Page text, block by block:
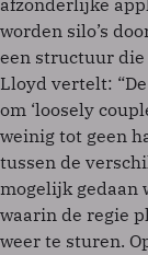
afzonderlijke
worden silo’s
een structuur
Lloyd vertelt:
om ‘loosely
weinig tot geen
tussen de
mogelijk gedaan
waarin de regie
weer te sturen.